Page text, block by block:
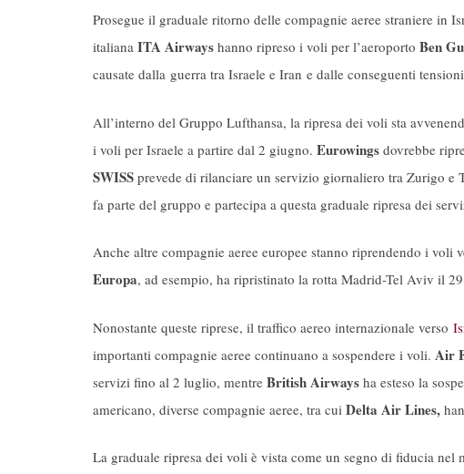
Prosegue il graduale ritorno delle compagnie aeree straniere in
italiana ITA Airways hanno ripreso i voli per l’aeroporto Ben
causate dalla guerra tra Israele e Iran e dalle conseguenti
All’interno del Gruppo Lufthansa, la ripresa dei voli sta
i voli per Israele a partire dal 2 giugno. Eurowings dovrebbe
SWISS prevede di rilanciare un servizio giornaliero tra Zurigo e
fa parte del gruppo e partecipa a questa graduale ripresa dei
Anche altre compagnie aeree europee stanno riprendendo i voli
Europa, ad esempio, ha ripristinato la rotta Madrid-Tel Aviv il
Nonostante queste riprese, il traffico aereo internazionale verso
importanti compagnie aeree continuano a sospendere i voli. Air
servizi fino al 2 luglio, mentre British Airways ha esteso la
americano, diverse compagnie aeree, tra cui Delta Air Lines,
La graduale ripresa dei voli è vista come un segno di fiducia